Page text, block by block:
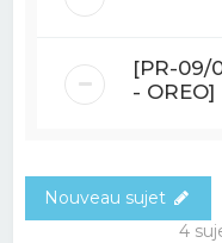
[PR-09/
- OREO]
Nouveau sujet
4